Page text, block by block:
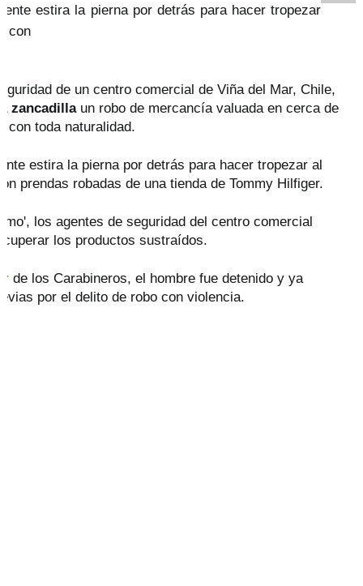
estira la pierna por detrás para hacer tropezar
con
de un centro comercial de Viña del Mar, Chile,
zancadillaun robo de mercancía valuada en cerca de
con toda naturalidad.
estira la pierna por detrás para hacer tropezar al
prendas robadas de una tienda de Tommy Hilfiger.
los agentes de seguridad del centro comercial
los productos sustraídos.
de los Carabineros, el hombre fue detenido y ya
por el delito de robo con violencia.